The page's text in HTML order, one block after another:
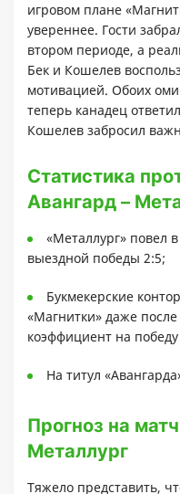
игровом плане
увереннее. Гости
втором периоде, а
Бек и Кошелев
мотивацией. Обоих
теперь канадец
Кошелев забросил
Статистика
Авангард –
«Металлург» повел
выездной победы 2:5;
Букмекерские
«Магнитки» даже
коэффициент на
На титул
Прогноз на
Металлург
Тяжело представить,